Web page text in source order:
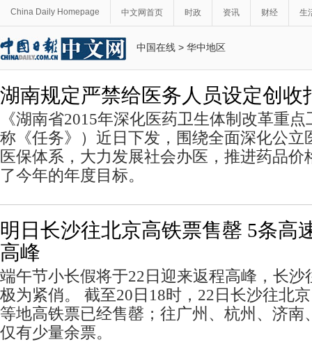
China Daily Homepage 中文网首页 时政 资讯 财经 生
中国在线 > 华中地区
湖南规定严禁给医务人员设定创收
《湖南省2015年深化医药卫生体制改革重
称《任务》）近日下发，围绕全面深化公立
医保体系，大力发展社会办医，推进药品价
了今年的年度目标。
明日长沙往北京高铁票售罄 5条高
高峰
端午节小长假将于22日迎来返程高峰，长沙
极为紧俏。 截至20日18时，22日长沙往北
等地高铁票已经售罄；往广州、杭州、济南
仅有少量余票。